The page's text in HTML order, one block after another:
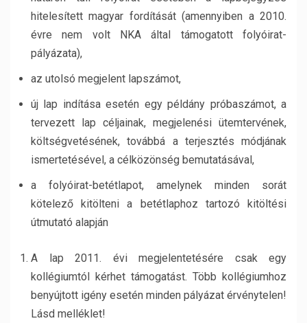
hitelesített magyar fordítását (amennyiben a 2010.
évre nem volt NKA által támogatott folyóirat-
pályázata),
az utolsó megjelent lapszámot,
új lap indítása esetén egy példány próbaszámot, a
tervezett lap céljainak, megjelenési ütemtervének,
költségvetésének, továbbá a terjesztés módjának
ismertetésével, a célközönség bemutatásával,
a folyóirat-betétlapot, amelynek minden sorát
kötelező kitölteni a betétlaphoz tartozó kitöltési
útmutató alapján
A lap 2011. évi megjelentetésére csak egy
kollégiumtól kérhet támogatást. Több kollégiumhoz
benyújtott igény esetén minden pályázat érvénytelen!
Lásd melléklet!